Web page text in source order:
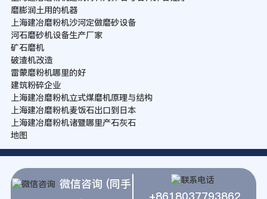
磨膨润土用的机器
上海建冶磨粉机沙河定做磨砂设备
河石磨砂机设备生产厂家
矿石磨机
破渣机改造
雷蒙磨粉机哪里的好
建筑粉碎企业
上海建冶磨粉机立式煤磨机原理与结构
上海建冶磨粉机麦饭石出口到日本
上海建冶磨粉机诸暨哪里产石灰石
地图
微信咨询 (同手